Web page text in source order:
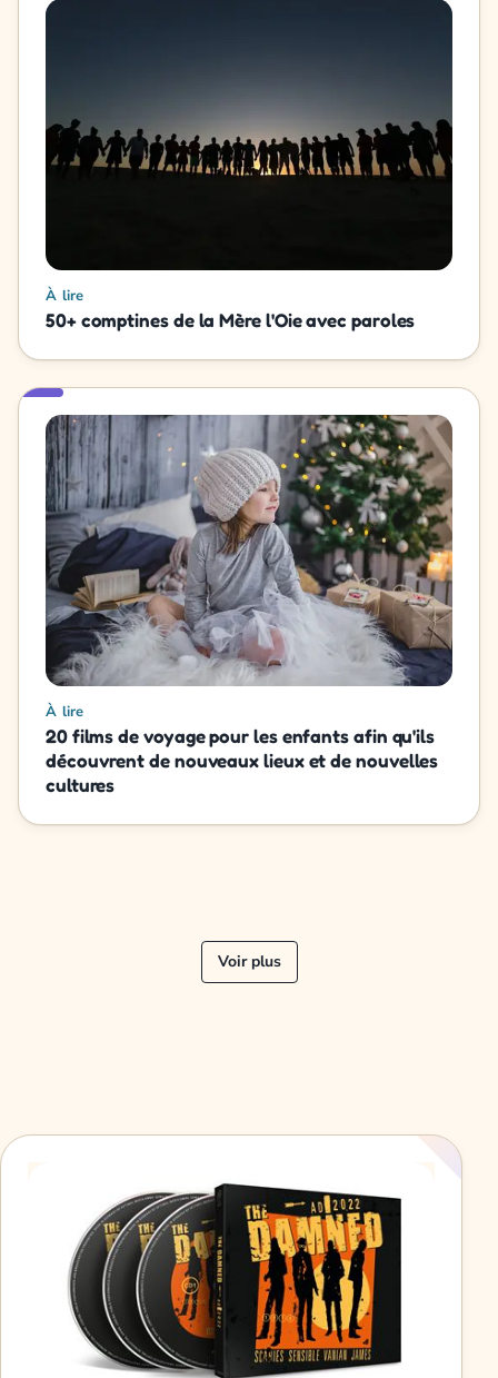
À lire
50+ comptines de la Mère l'Oie avec paroles
À lire
20 films de voyage pour les enfants afin qu'ils
découvrent de nouveaux lieux et de nouvelles
cultures
Voir plus
« Précédent